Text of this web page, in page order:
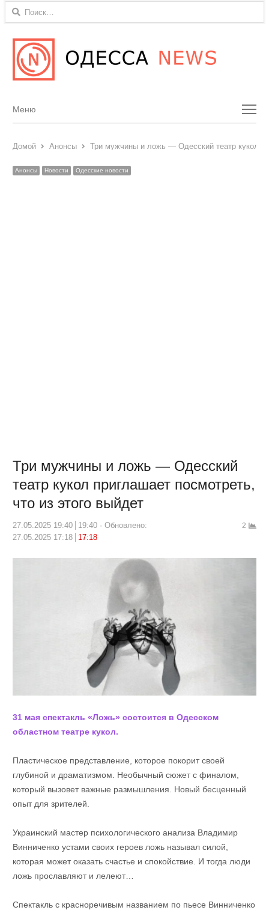
Найти:
Menu
Меню
Домой Анонсы Три мужчины и ложь — Одесский театр кукол
Анонсы Новости Одесские новости
Три мужчины и ложь — Одесский
театр кукол приглашает посмотреть,
что из этого выйдет
27.05.2025 19:40 19:40
Обновлено:
27.05.2025 17:18
17:18
2
31 мая спектакль «Ложь» состоится в Одесском
областном театре кукол.
Пластическое представление, которое покорит своей
глубиной и драматизмом. Необычный сюжет с финалом,
который вызовет важные размышления. Новый бесценный
опыт для зрителей.
Украинский мастер психологического анализа Владимир
Винниченко устами своих героев ложь называл силой,
которая может оказать счастье и спокойствие. И тогда люди
ложь прославляют и лелеют…
Спектакль с красноречивым названием по пьесе Винниченко